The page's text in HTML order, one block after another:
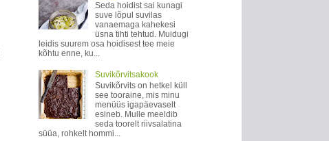
Seda hoidist sai kunagi
suve lõpul suvilas
vanaemaga kahekesi
üsna tihti tehtud. Muidugi
leidis suurem osa hoidisest tee meie
kõhtu enne, ku...
Suvikõrvitsakook
Suvikõrvits on hetkel küll
see tooraine, mis minu
menüüs igapäevaselt
esineb. Mulle meeldib
seda toorelt riivsalatina
süüa, rohkelt hommi...